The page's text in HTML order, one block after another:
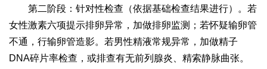
第二阶段：针对性检查（依据基础检查结果进行）。若
女性激素六项提示排卵异常，加做排卵监测；若怀疑输卵管
不通，行输卵管造影。若男性精液常规异常，加做精子
DNA碎片率检查，或排查有无前列腺炎、精索静脉曲张。